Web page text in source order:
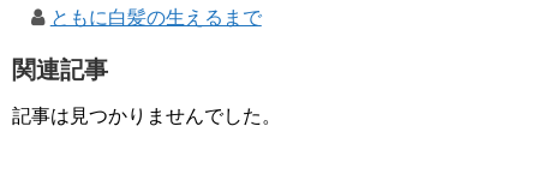
ともに白髪の生えるまで
関連記事
記事は見つかりませんでした。